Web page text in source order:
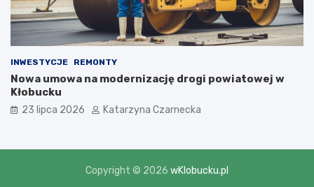
INWESTYCJE REMONTY
Nowa umowa na modernizację drogi powiatowej w
Kłobucku
23 lipca 2026 Katarzyna Czarnecka
Copyright © 2026 wKlobucku.pl